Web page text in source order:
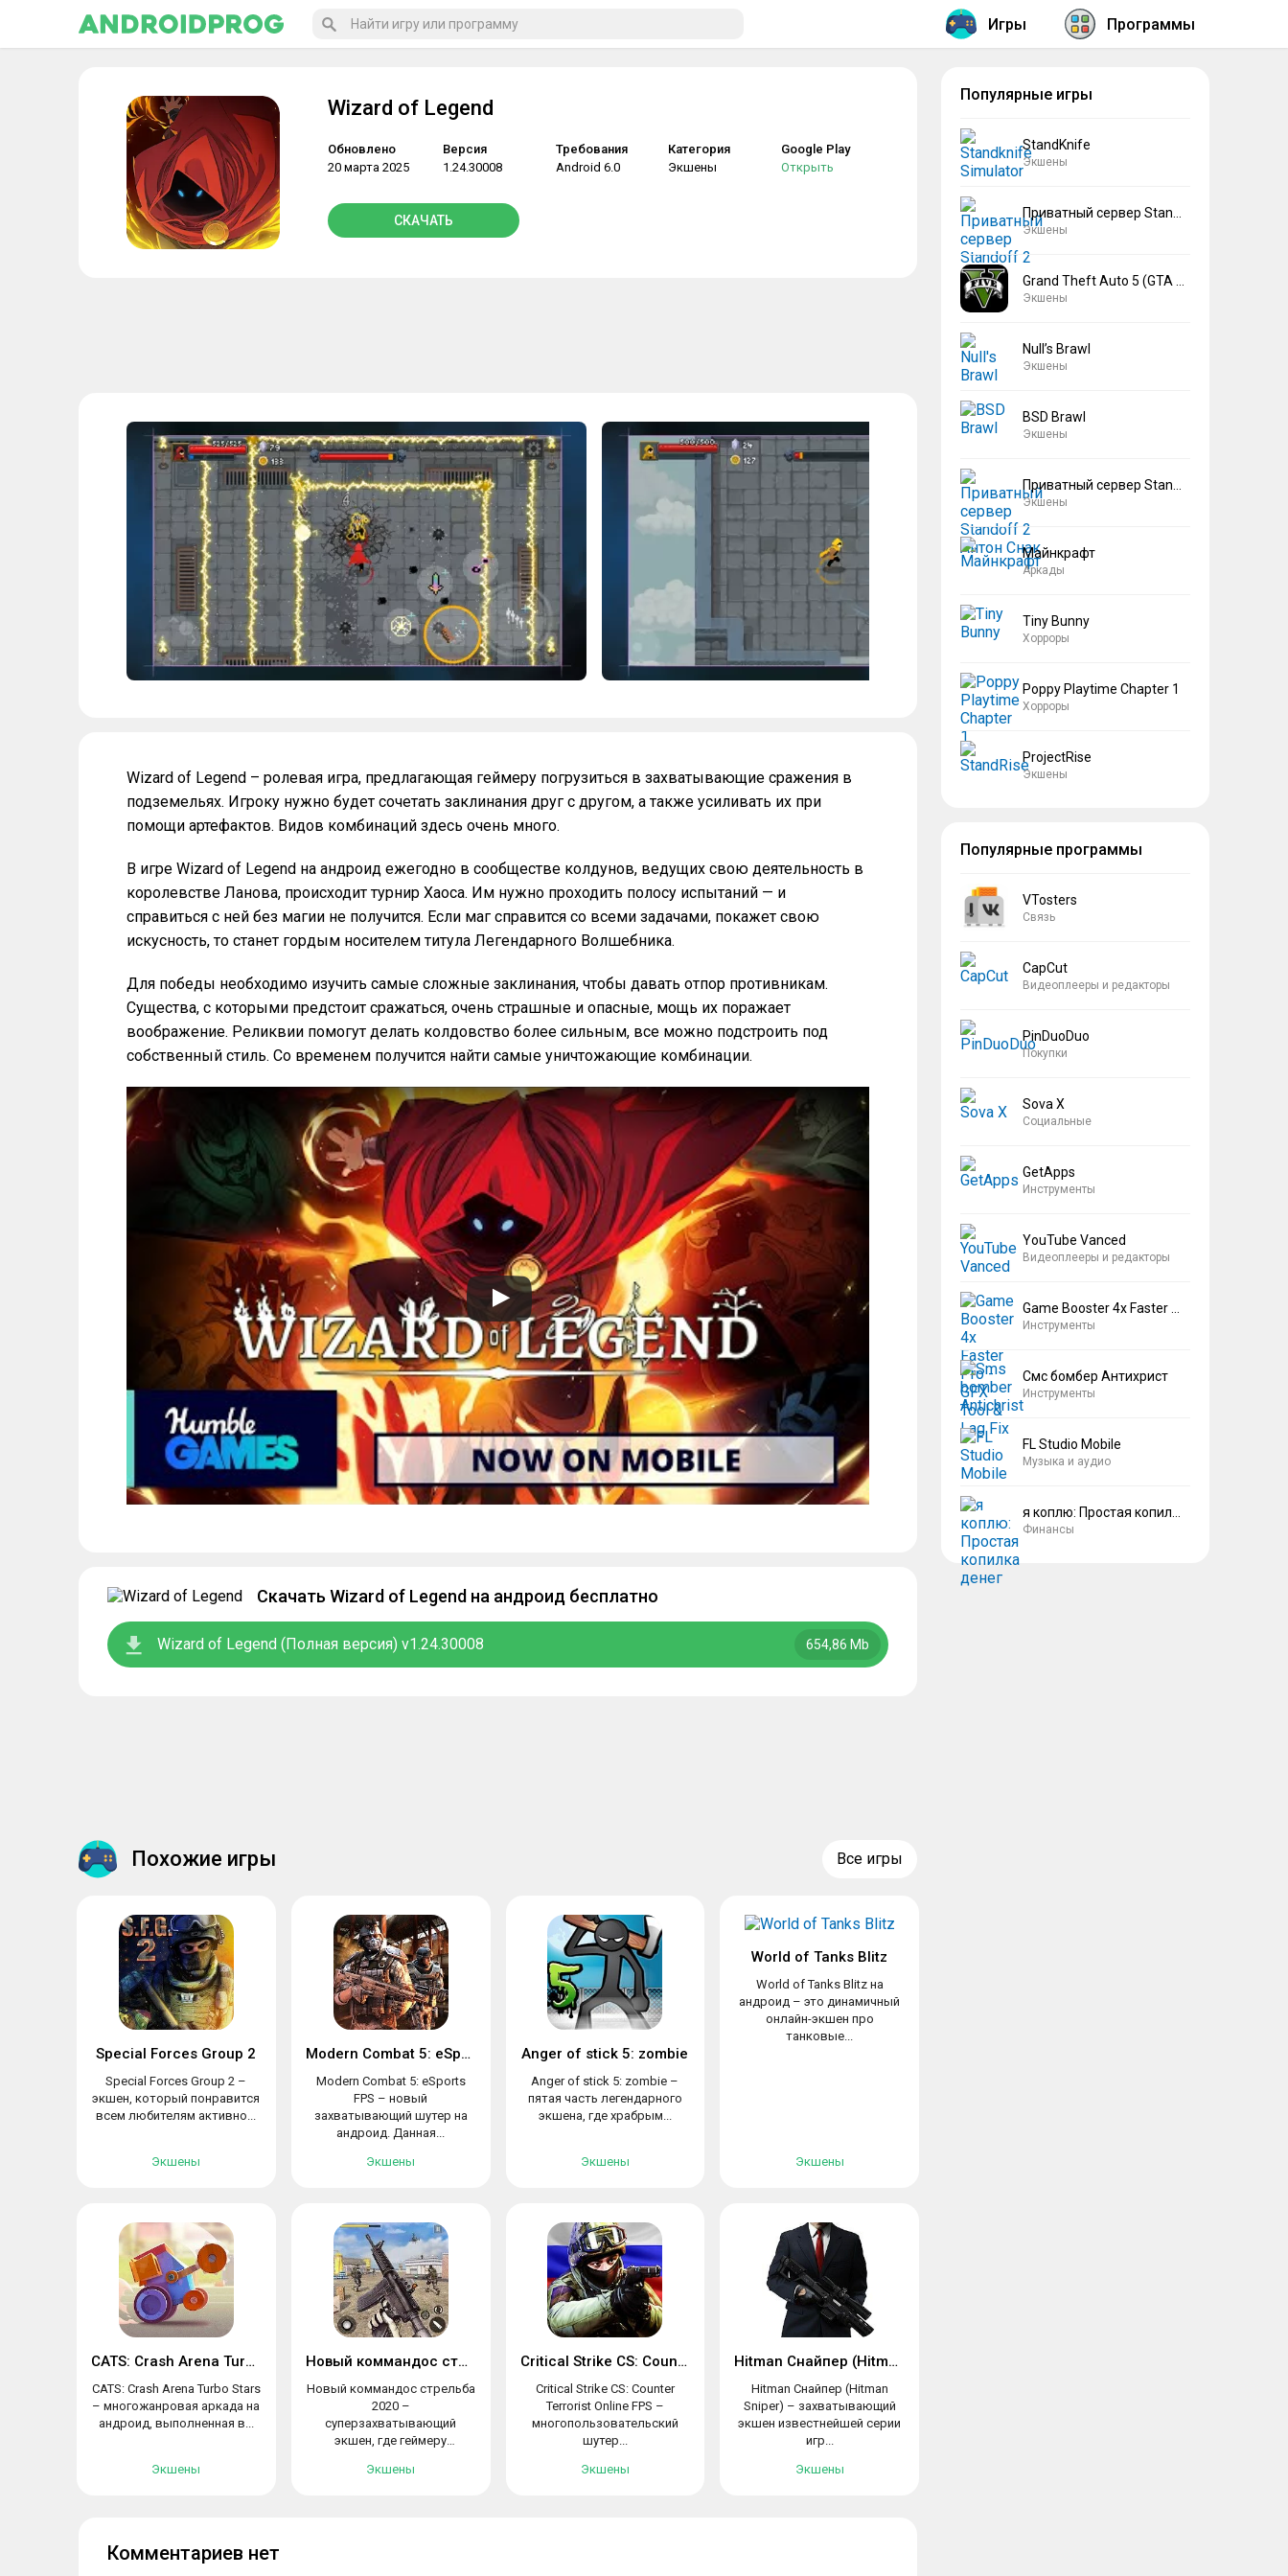
Игры Программы
Wizard of Legend
Обновлено
20 марта 2025
Версия
1.24.30008
Требования
Android 6.0
Категория
Экшены
Google Play
Открыть
СКАЧАТЬ
Wizard of Legend – ролевая игра, предлагающая геймеру погрузиться в захватывающие сражения в
подземельях. Игроку нужно будет сочетать заклинания друг с другом, а также усиливать их при
помощи артефактов. Видов комбинаций здесь очень много.
В игре Wizard of Legend на андроид ежегодно в сообществе колдунов, ведущих свою деятельность в
королевстве Ланова, происходит турнир Хаоса. Им нужно проходить полосу испытаний — и
справиться с ней без магии не получится. Если маг справится со всеми задачами, покажет свою
искусность, то станет гордым носителем титула Легендарного Волшебника.
Для победы необходимо изучить самые сложные заклинания, чтобы давать отпор противникам.
Существа, с которыми предстоит сражаться, очень страшные и опасные, мощь их поражает
воображение. Реликвии помогут делать колдовство более сильным, все можно подстроить под
собственный стиль. Со временем получится найти самые уничтожающие комбинации.
Скачать Wizard of Legend на андроид бесплатно
Wizard of Legend (Полная версия) v1.24.30008 654,86 Mb
Похожие игры Все игры
Special Forces Group 2
Special Forces Group 2 –
экшен, который понравится
всем любителям активно...
Экшены
Modern Combat 5: eSports FPS
Modern Combat 5: eSports
FPS – новый
захватывающий шутер на
андроид. Данная...
Экшены
Anger of stick 5: zombie
Anger of stick 5: zombie –
пятая часть легендарного
экшена, где храбрым...
Экшены
World of Tanks Blitz
World of Tanks Blitz на
андроид – это динамичный
онлайн-экшен про
танковые...
Экшены
CATS: Crash Arena Turbo Stars
CATS: Crash Arena Turbo Stars
– многожанровая аркада на
андроид, выполненная в...
Экшены
Новый коммандос стрельба 2020
Новый коммандос стрельба
2020 –
суперзахватывающий
экшен, где геймеру
Экшены
Critical Strike CS: Counter Terrorist
Critical Strike CS: Counter
Terrorist Online FPS –
многопользовательский
шутер...
Экшены
Hitman Снайпер (Hitman Sniper)
Hitman Снайпер (Hitman
Sniper) – захватывающий
экшен известнейшей серии
игр...
Экшены
Комментариев нет
Популярные игры
StandKnife
Экшены
Экшены
Экшены
Null’s Brawl
Экшены
BSD Brawl
Экшены
Экшены
Майнкрафт
Аркады
Tiny Bunny
Хорроры
Poppy Playtime Chapter 1
Хорроры
ProjectRise
Экшены
Популярные программы
VTosters
Связь
CapCut
Видеоплееры и редакторы
PinDuoDuo
Покупки
Sova X
Социальные
GetApps
Инструменты
YouTube Vanced
Видеоплееры и редакторы
Инструменты
Смс бомбер Антихрист
Инструменты
FL Studio Mobile
Музыка и аудио
Финансы